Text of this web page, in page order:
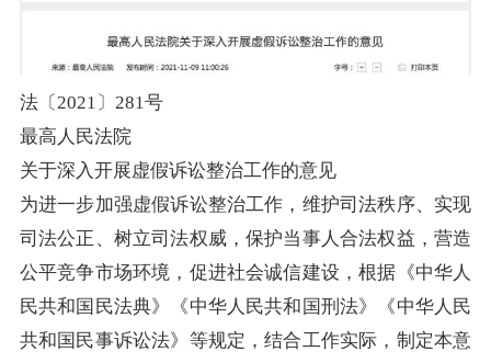
法〔2021〕281号
最高人民法院
关于深入开展虚假诉讼整治工作的意见
为进一步加强虚假诉讼整治工作，维护司法秩序、实现
司法公正、树立司法权威，保护当事人合法权益，营造
公平竞争市场环境，促进社会诚信建设，根据《中华人
民共和国民法典》《中华人民共和国刑法》《中华人民
共和国民事诉讼法》等规定，结合工作实际，制定本意